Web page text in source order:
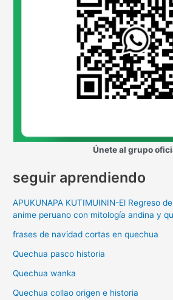
Únete al grupo
seguir aprendiendo
APUKUNAPA KUTIMUININ-El Regreso
anime peruano con mitología andina y
frases de navidad cortas en quechua
Quechua pasco historia
Quechua wanka
Quechua collao origen e historia